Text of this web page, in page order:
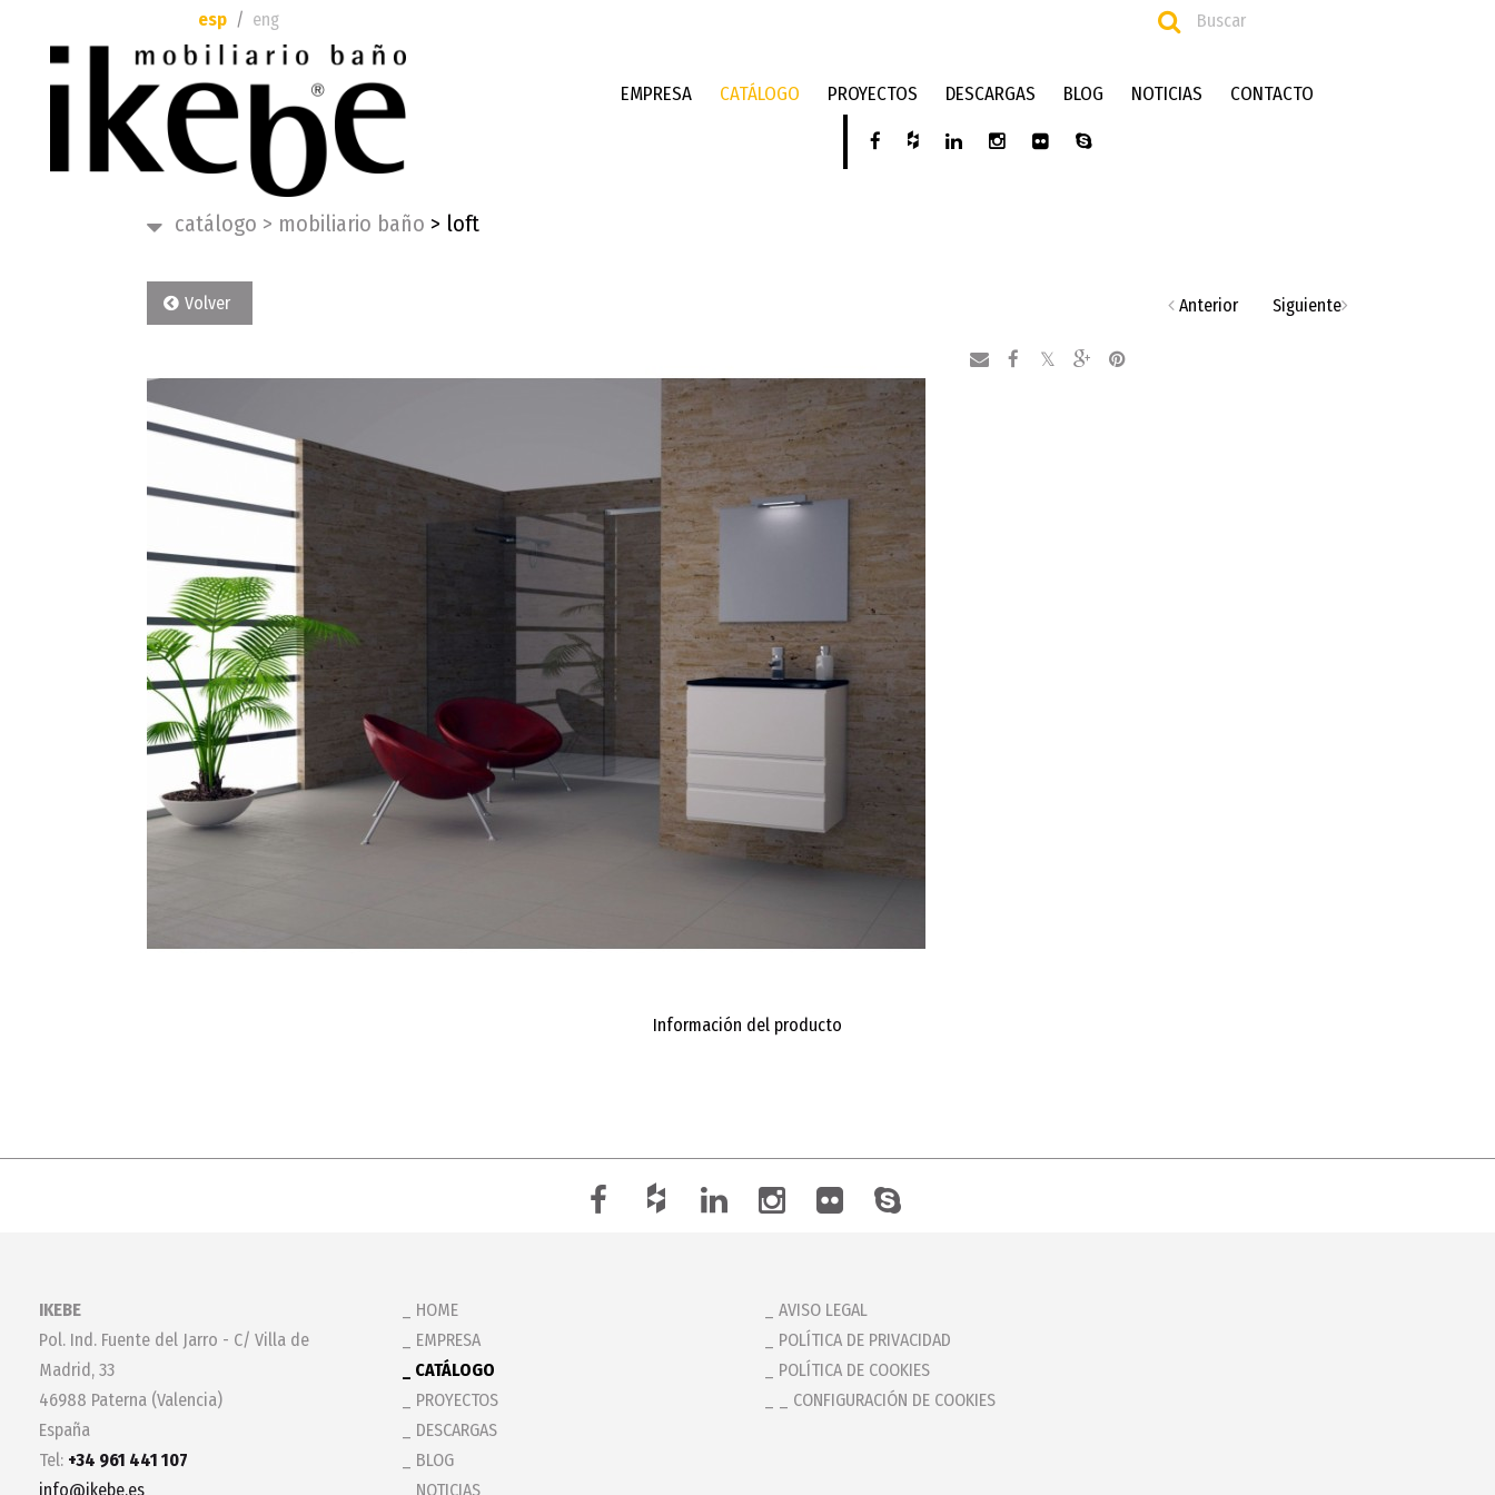
EMPRESA CATÁLOGO PROYECTOS DESCARGAS BLOG NOTICIAS CONTACTO
esp eng
catálogo > mobiliario baño > loft
Volver Anterior Siguiente
Información del producto
IKEBE
Pol. Ind. Fuente del Jarro - C/ Villa de
Madrid, 33
46988 Paterna (Valencia)
España
Tel: +34 961 441 107
info@ikebe.es
HOME
EMPRESA
CATÁLOGO
PROYECTOS
DESCARGAS
BLOG
NOTICIAS
AVISO LEGAL
POLÍTICA DE PRIVACIDAD
POLÍTICA DE COOKIES
_ CONFIGURACIÓN DE COOKIES